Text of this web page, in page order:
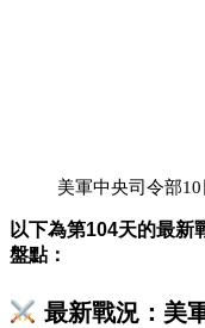
美軍中央司令部
以下為第104天的最新
盤點：
最新戰況：美